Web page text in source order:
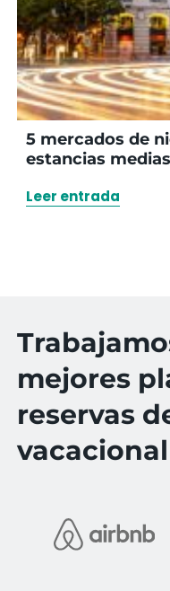
5 mercados de
estancias medias
Leer entrada
mejores
reservas